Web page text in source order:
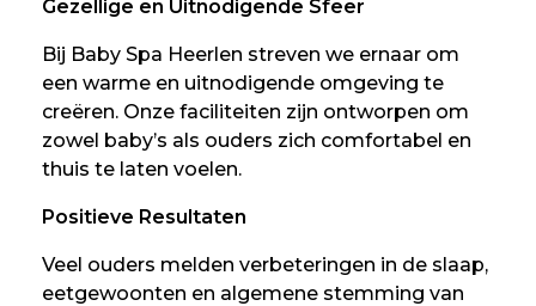
Gezellige en Uitnodigende Sfeer
Bij Baby Spa Heerlen streven we ernaar om
een warme en uitnodigende omgeving te
creëren. Onze faciliteiten zijn ontworpen om
zowel baby’s als ouders zich comfortabel en
thuis te laten voelen.
Positieve Resultaten
Veel ouders melden verbeteringen in de slaap,
eetgewoonten en algemene stemming van